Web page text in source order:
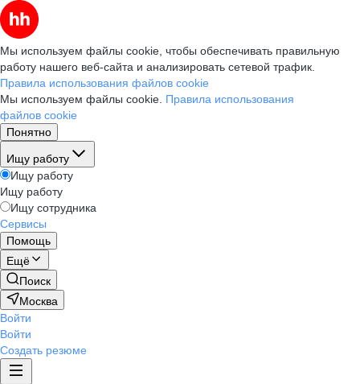
Мы используем файлы cookie, чтобы обеспечивать правильную
работу нашего веб-сайта и анализировать сетевой трафик.
Правила использования файлов cookie
Мы используем файлы cookie. Правила использования
файлов cookie
Понятно
Ищу работу
Ищу работу
Ищу работу
Ищу сотрудника
Сервисы
Помощь
Ещё
Поиск
Москва
Войти
Войти
Создать резюме